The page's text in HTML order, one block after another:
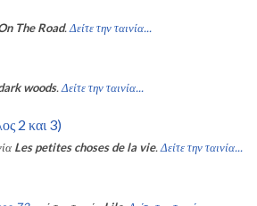
The Road. Δείτε την ταινία...
woods. Δείτε την ταινία...
2 και 3)
Les petites choses de la vie. Δείτε την ταινία...